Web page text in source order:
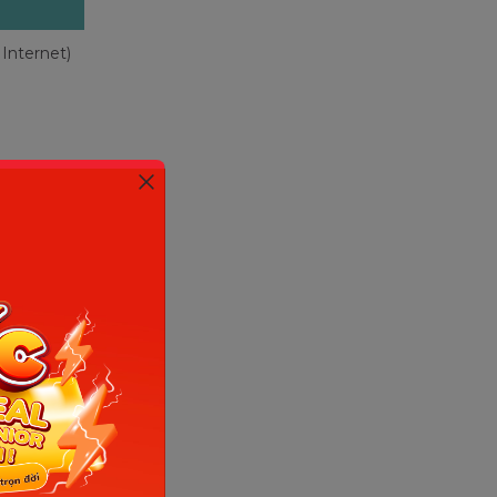
sự vật
danh
nhỏ
phần
tóm tắt